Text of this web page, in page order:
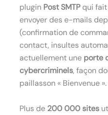
plugin Post SMTPqui fait
envoyer des e-mails
(confirmation de
contact, insultes
actuellement une porte
cybercriminels, façon
paillasson « Bienvenue ».
Plus de 200 000 sites